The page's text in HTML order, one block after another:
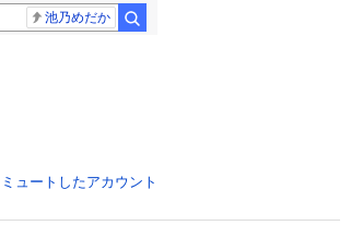
池乃めだか
ミュートしたアカウント